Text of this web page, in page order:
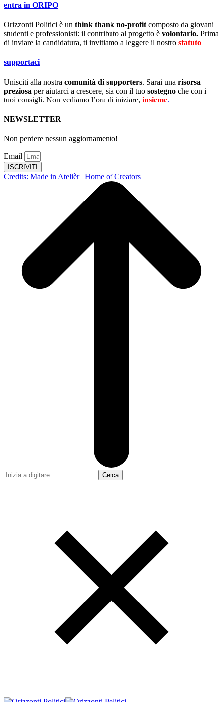
entra in ORIPO
Orizzonti Politici è un think thank no-profit composto da giovani
studenti e professionisti: il contributo al progetto è volontario. Prima
di inviare la candidatura, ti invitiamo a leggere il nostro statuto
supportaci
Unisciti alla nostra comunità di supporters. Sarai una risorsa
preziosa per aiutarci a crescere, sia con il tuo sostegno che con i
tuoi consigli. Non vediamo l’ora di iniziare, insieme.
NEWSLETTER
Non perdere nessun aggiornamento!
Email
ISCRIVITI
Credits: Made in Atelièr | Home of Creators
Cerca